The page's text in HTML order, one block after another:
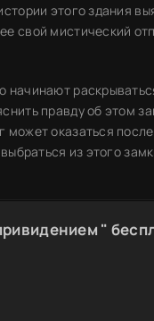
этого здания
свой мистический
начинают
правду об этом
оказаться
из этого
"